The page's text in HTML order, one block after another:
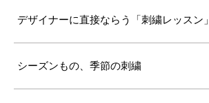
デザイナーに直接ならう「刺繍レッスン」
シーズンもの、季節の刺繍